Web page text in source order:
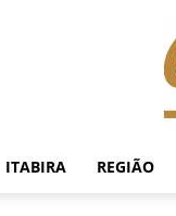
ITABIRA REGIÃO